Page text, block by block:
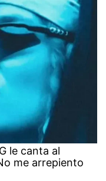
le canta al
me arrepiento